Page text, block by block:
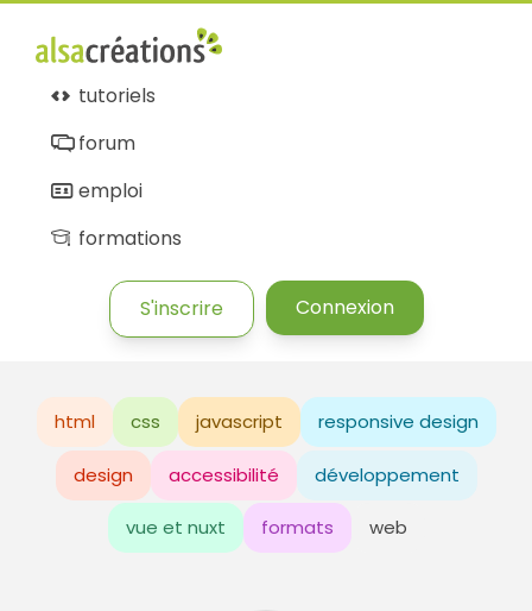
tutoriels
forum
emploi
formations
S'inscrire Connexion
html css javascript responsive design
design accessibilité développement
vue et nuxt formats web